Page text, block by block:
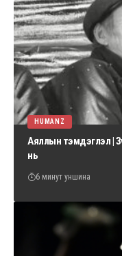
HUMANZ
Аяллын тэмдэглэл |
нь
6 минут уншина